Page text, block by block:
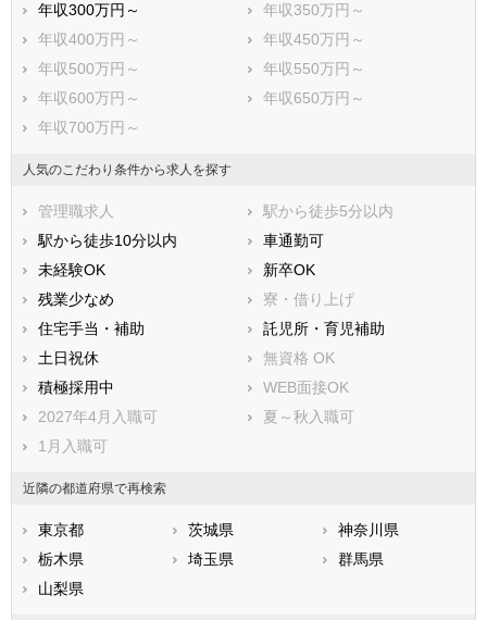
いすみ市
大網白里市
印旛郡酒々井町
印旛郡栄町
香取郡神崎町
香取郡多古町
香取郡東庄町
山武郡九十九里町
山武郡芝山町
長生郡一宮町
長生郡長生村
長生郡白子町
長生郡長柄町
長生郡長南町
夷隅郡大多喜町
夷隅郡御宿町
安房郡鋸南町
年収300万円～
年収350万円～
年収400万円～
年収450万円～
年収500万円～
年収550万円～
年収600万円～
年収650万円～
年収700万円～
人気のこだわり条件から求人を探す
管理職求人
駅から徒歩5分以内
駅から徒歩10分以内
車通勤可
未経験OK
新卒OK
残業少なめ
寮・借り上げ
住宅手当・補助
託児所・育児補助
土日祝休
無資格 OK
積極採用中
WEB面接OK
2027年4月入職可
夏～秋入職可
1月入職可
近隣の都道府県で再検索
東京都 茨城県
神奈川県
栃木県
埼玉県
群馬県
山梨県